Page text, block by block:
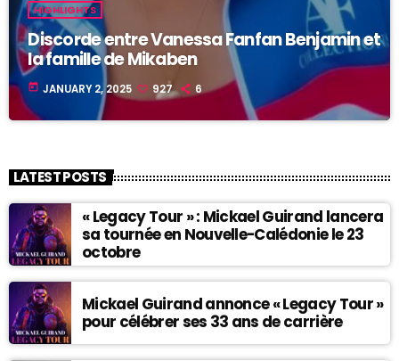
HIGHLIGHTS
Discorde entre Vanessa Fanfan Benjamin et
la famille de Mikaben
today JANUARY 2, 2025 927 6
LATEST POSTS
« Legacy Tour » : Mickael Guirand lancera
sa tournée en Nouvelle-Calédonie le 23
octobre
Mickael Guirand annonce « Legacy Tour »
pour célébrer ses 33 ans de carrière